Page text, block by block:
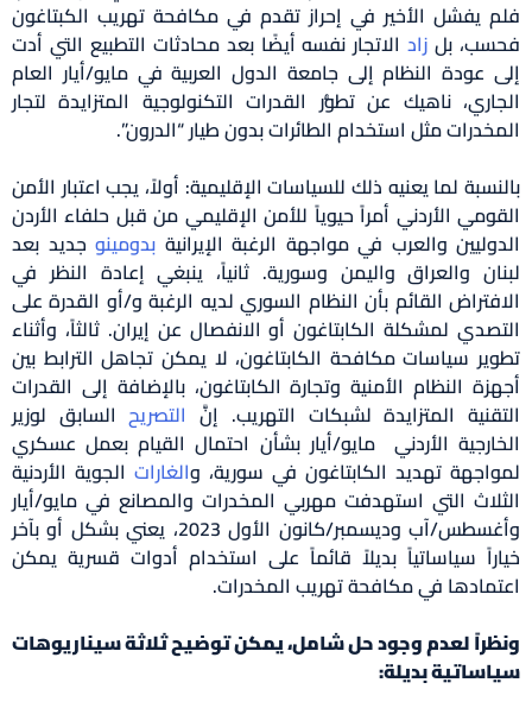
يفشل الأخير في إحراز تقدم في مكافحة تهريب الكبتاغون
بلزادالاتجار نفسه أيضًا بعد محادثات التطبيع التي أدت
عودة النظام إلى جامعة الدول العربية في مايو/أيار العام
ناهيك عن تطوُّر القدرات التكنولوجية المتزايدة لتجار
مثل استخدام الطائرات بدون طيار “الدرون”.
لما يعنيه ذلك للسياسات الإقليمية: أولاً، يجب اعتبار الأمن
الأردني أمراً حيوياً للأمن الإقليمي من قبل حلفاء الأردن
والعرب في مواجهة الرغبة الإيرانيةبدومينوجديد بعد
والعراق واليمن وسورية. ثانياً، ينبغي إعادة النظر في
القائم بأن النظام السوري لديه الرغبة و/أو القدرة على
لمشكلة الكابتاغون أو الانفصال عن إيران. ثالثاً، وأثناء
سياسات مكافحة الكابتاغون، لا يمكن تجاهل الترابط بين
النظام الأمنية وتجارة الكابتاغون، بالإضافة إلى القدرات
المتزايدة لشبكات التهريب. إنَّ التصريحالسابق لوزير
الأردني مايو/أيار بشأن احتمال القيام بعمل عسكري
تهديد الكابتاغون في سورية، والغاراتالجوية الأردنية
التي استهدفت مهربي المخدرات والمصانع في مايو/أيار
وأغسطس/آب وديسمبر/كانون الأول 2023، يعني بشكل أو بآخر
سياساتياً بديلاً قائماً على استخدام أدوات قسرية يمكن
في مكافحة تهريب المخدرات.
لعدم وجود حل شامل، يمكن توضيح ثلاثة سيناريوهات
بديلة: